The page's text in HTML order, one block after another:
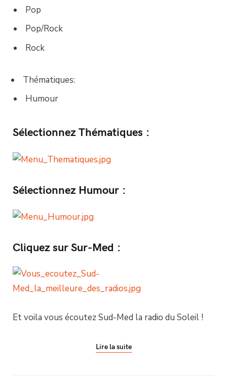
Pop
Pop/Rock
Rock
Thématiques:
Humour
Sélectionnez Thématiques :
Sélectionnez Humour :
Cliquez sur Sur-Med :
Et voila vous écoutez Sud-Med la radio du Soleil !
Lire la suite